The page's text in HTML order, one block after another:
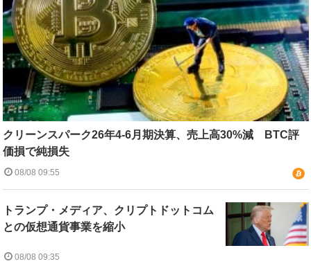
クリーンスパーク26年4-6月期決算、売上高30%減 BTC評
価損で純損失
08/08 09:55
トランプ・メディア、クリプトドットコム
との仮想通貨事業を縮小
08/08 09:35